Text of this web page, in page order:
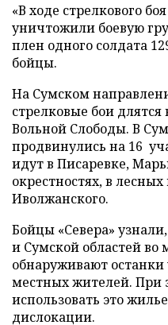
«В ходе стрелкового
уничтожили боевую
плен одного солдата
бойцы.
На Сумском
стрелковые бои длятся
Вольной Слободы. В
продвинулись на 16
идут в Писаревке,
окрестностях, в
Иволжанского.
Бойцы «Севера»
и Сумской областей во
обнаруживают
местных жителей. При
использовать это
дислокации.